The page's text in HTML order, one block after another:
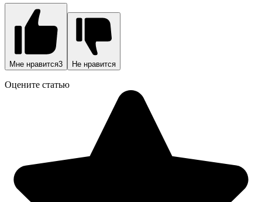
Мне нравится3 Не нравится
Оцените статью